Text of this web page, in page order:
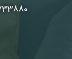
88730621